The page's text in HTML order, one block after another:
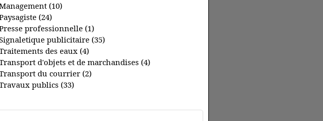
(10)
(24)
professionnelle (1)
publicitaire (35)
des eaux (4)
d'objets et de marchandises (4)
du courrier (2)
publics (33)